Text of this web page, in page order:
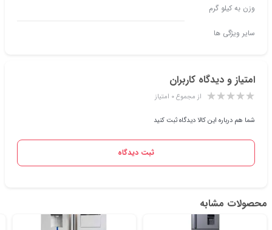
وزن به کیلو گرم
سایر ویژگی ها
امتیاز و دیدگاه کاربران
از مجموع ۰ امتیاز
شما هم درباره این کالا دیدگاه ثبت کنید
ثبت دیدگاه
محصولات مشابه